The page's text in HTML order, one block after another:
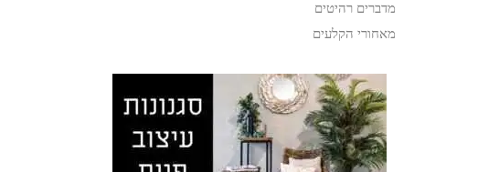
מדברים רהיטים
מאחורי הקלעים